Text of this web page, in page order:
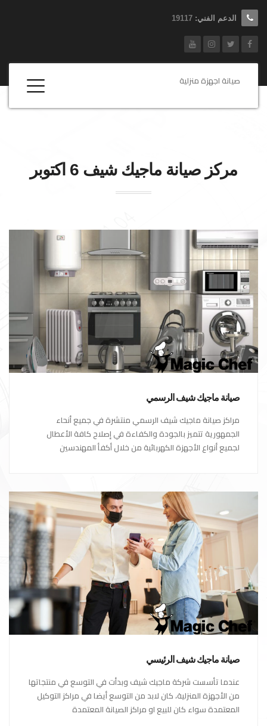
الدعم الفني: 19117
صيانة اجهزة منزلية
مركز صيانة ماجيك شيف
صيانة ماجيك شيف الرسمي
مراكز صيانة ماجيك شيف الرسمي منتشرة في جميع أنحاء
الجمهورية تتميز بالجودة والكفاءة في إصلاح كافة الأعطال
لجميع أنواع الأجهزة الكهربائية من خلال أكفأ المهندسين
صيانة ماجيك شيف الرئيسي
عندما تأسست شركة ماجيك شيف وبدأت في التوسع في منتجاتها
من الأجهزة المنزلية، كان لابد من التوسع أيضا في مراكز التوكيل
المعتمدة سواء كان للبيع او مراكز الصيانة المعتمدة